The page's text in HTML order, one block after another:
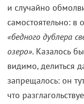
и случайно
самостоятельно: в
«бедного дублера
озеро». Казалось
видимо, делиться
запрещалось: он
что